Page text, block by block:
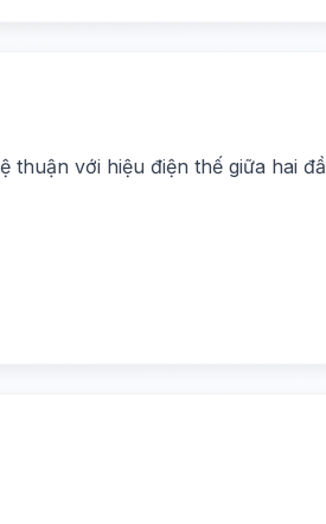
thuận với hiệu điện thế giữa hai